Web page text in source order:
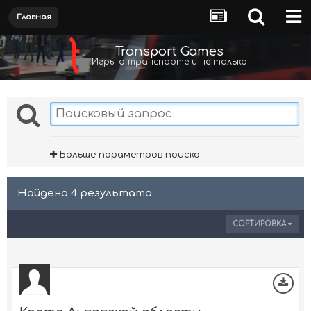
Главная
Transport Games
Игры о транспорте и не только
Больше параметров поиска
Найдено 4 результата
СОРТИРОВКА